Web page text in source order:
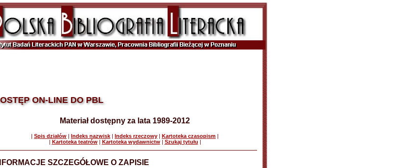
ON-LINE DO PBL
Materiał dostępny za lata 1989-2012
| Spis działów | Indeks nazwisk | Indeks rzeczowy | Kartoteka czasopism |
| Kartoteka teatrów| Kartoteka wydawnictw| Szukaj tytułu |
SZCZEGÓŁOWE O ZAPISIE